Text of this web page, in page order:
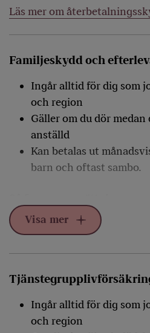
Läs mer om
Familjeskydd och
Ingår alltid för dig som
och region
Gäller om du dör
anställd
Kan betalas ut
barn och oftast sambo.
Ersättningen kan betalas ut
du är gift eller sambo med
efterlevandevuxen betalas
år.
Familjeskyddeller
Visa mer
Ingår alltid för dig som
och region